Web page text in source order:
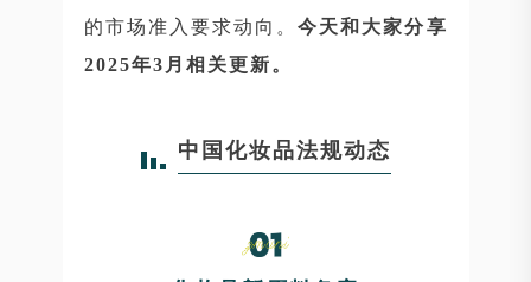
的市场准入要求动向。今天和大家分享
2025年3月相关更新。
中国化妆品法规动态